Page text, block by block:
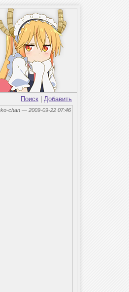
Поиск Добавить
chan — 2009-09-22 07:46